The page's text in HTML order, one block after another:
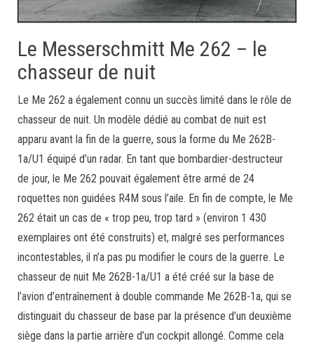
Le Messerschmitt Me 262 – le
chasseur de nuit
Le Me 262 a également connu un succès limité dans le rôle de
chasseur de nuit. Un modèle dédié au combat de nuit est
apparu avant la fin de la guerre, sous la forme du Me 262B-
1a/U1 équipé d’un radar. En tant que bombardier-destructeur
de jour, le Me 262 pouvait également être armé de 24
roquettes non guidées R4M sous l’aile. En fin de compte, le Me
262 était un cas de « trop peu, trop tard » (environ 1 430
exemplaires ont été construits) et, malgré ses performances
incontestables, il n’a pas pu modifier le cours de la guerre. Le
chasseur de nuit Me 262B-1a/U1 a été créé sur la base de
l’avion d’entraînement à double commande Me 262B-1a, qui se
distinguait du chasseur de base par la présence d’un deuxième
siège dans la partie arrière d’un cockpit allongé. Comme cela